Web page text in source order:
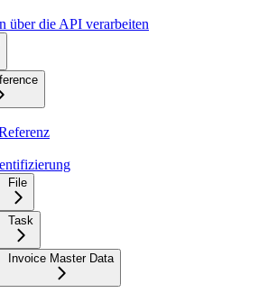
über die API verarbeiten
File
Task
Invoice Master Data